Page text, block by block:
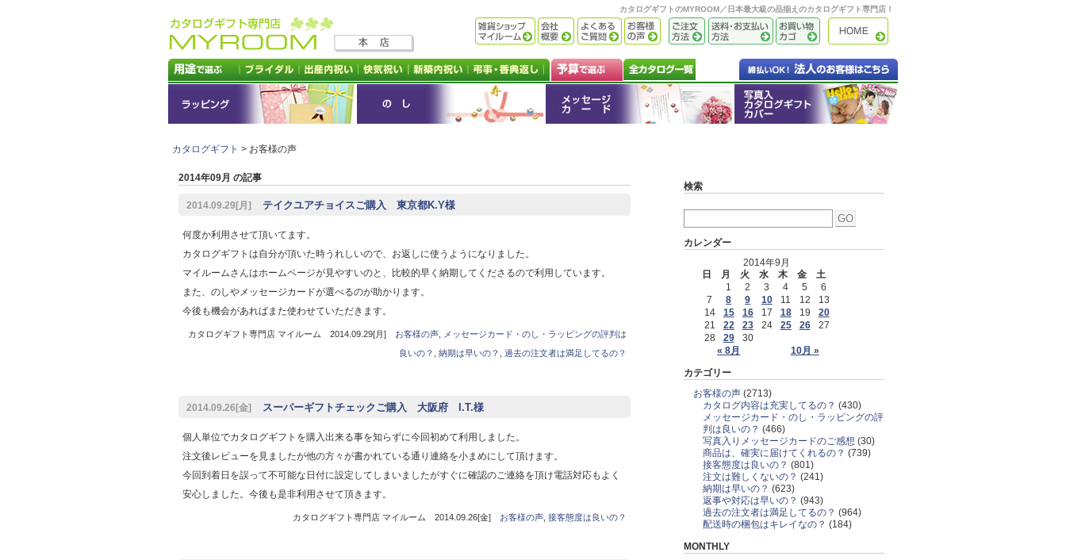
カタログギフトのMYROOM／日本最大級の品揃えのカタログギフト専門店！
カタログギフト > お客様の声
2014年09月 の記事
2014.09.29[月] テイクユアチョイスご購入 東京都K.Y様
何度か利用させて頂いてます。
カタログギフトは自分が頂いた時うれしいので、お返しに使うようになりました。
マイルームさんはホームページが見やすいのと、比較的早く納期してくださるので利用しています。
また、のしやメッセージカードが選べるのが助かります。
今後も機会があればまた使わせていただきます。
カタログギフト専門店 マイルーム 2014.09.29[月] お客様の声,
メッセージカード・のし・ラッピングの評判は
良いの？
納期は早いの？ 過去の注文者は満足してるの？
2014.09.26[金] スーパーギフトチェックご購入 大阪府 I.T.様
個人単位でカタログギフトを購入出来る事を知らずに今回初めて利用しました。
注文後レビューを見ましたが他の方々が書かれている通り連絡を小まめにして頂けます。
今回到着日を誤って不可能な日付に設定してしまいましたがすぐに確認のご連絡を頂け電話対応もよく
安心しました。今後も是非利用させて頂きます。
カタログギフト専門店 マイルーム 2014.09.26[金] お客様の声, 接客態度は良いの？
検索
カレンダー
2014年9月
日
月 火 水 木 金 土
« 8月 10月 »
1 2 3 4 5
6
7
8 9 10 11 12
13
14
15 16 17 18 19
20
21
22 23 24 25 26
27
28
29 30
カテゴリー
お客様の声(2713)
カタログ内容は充実してるの？ (430)
メッセージカード・のし・ラッピングの評
判は良いの？ (466)
写真入りメッセージカードのご感想 (30)
商品は、確実に届けてくれるの？ (739)
接客態度は良いの？ (801)
注文は難しくないの？ (241)
納期は早いの？ (623)
返事や対応は早いの？ (943)
過去の注文者は満足してるの？ (964)
配送時の梱包はキレイなの？ (184)
MONTHLY